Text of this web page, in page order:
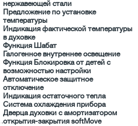
нержавеющей стали
Предложение по установке
температуры
Индикация фактической температуры
в духовке
Функция Шабат
Галогенное внутреннее освещение
Функция Блокировка от детей с
возможностью настройки
Автоматическое защитное
отключение
Индикация остаточного тепла
Система охлаждения прибора
Дверца духовки с амортизатором
открытия-закрытия softMove